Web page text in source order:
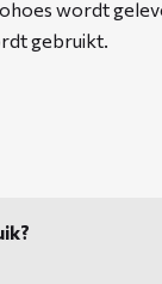
wordt
gebruikt.